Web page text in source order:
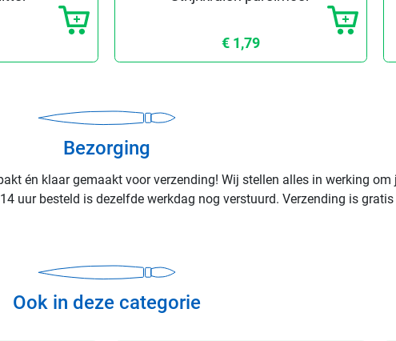
€ 1,79
Bezorging
én klaar gemaakt voor verzending! Wij stellen alles in werking om
uur besteld is dezelfde werkdag nog verstuurd. Verzending is
Ook in deze categorie